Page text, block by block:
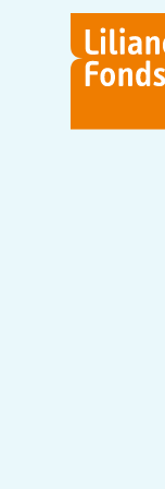
Liliane
Fonds